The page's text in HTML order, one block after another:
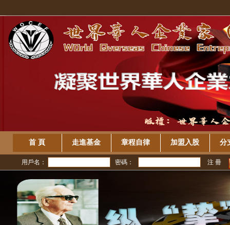
首 頁 走進基金 章程自律 加盟入股 分
用戶名： 密碼： 注 冊